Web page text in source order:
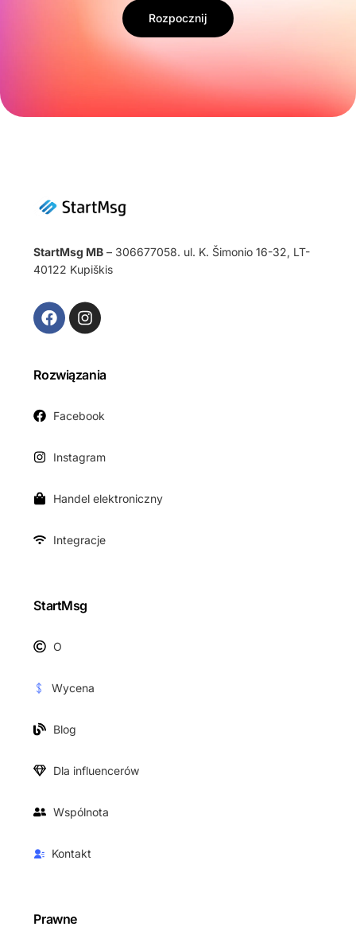
Rozpocznij
StartMsg MB – 306677058. ul. K. Šimonio 16-32, LT-
40122 Kupiškis
Rozwiązania
Facebook
Instagram
Handel elektroniczny
Integracje
StartMsg
O
Wycena
Blog
Dla influencerów
Wspólnota
Kontakt
Prawne